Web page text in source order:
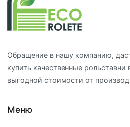
Обращение в нашу компанию,
купить качественные
выгодной стоимости от
Меню